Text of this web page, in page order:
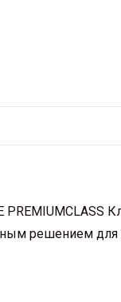
PREMIUMCLASS
решением